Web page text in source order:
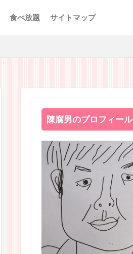
食べ放題 サイトマップ
陳腐男のプロフィール